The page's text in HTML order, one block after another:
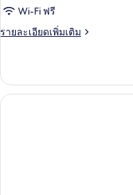
Wi-Fi ฟรี
รายละเอียดเพิ่มเติม
ราย
เกี่ยว
กับ
ห้อง